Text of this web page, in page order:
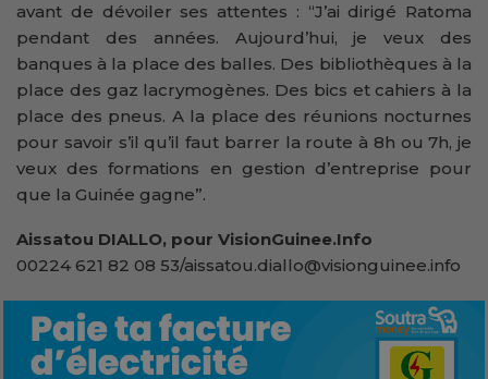
avant de dévoiler ses attentes : “J’ai dirigé Ratoma
pendant des années. Aujourd’hui, je veux des
banques à la place des balles. Des bibliothèques à la
place des gaz lacrymogènes. Des bics et cahiers à la
place des pneus. A la place des réunions nocturnes
pour savoir s’il qu’il faut barrer la route à 8h ou 7h, je
veux des formations en gestion d’entreprise pour
que la Guinée gagne”.
Aissatou DIALLO, pour VisionGuinee.Info
00224 621 82 08 53/aissatou.diallo@visionguinee.info